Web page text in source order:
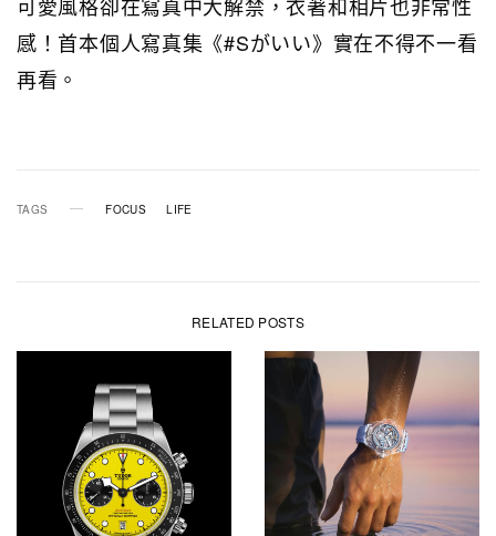
感！首本個人寫真集《#Sがいい》 實在不得不一看
再看。
TAGS FOCUS LIFE
RELATED POSTS